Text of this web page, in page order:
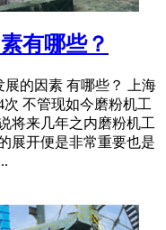
有哪些？
展的因素 有哪些？ 上海
不管现如今磨粉机工
将来几年之内磨粉机工
展开便是非常重要也是